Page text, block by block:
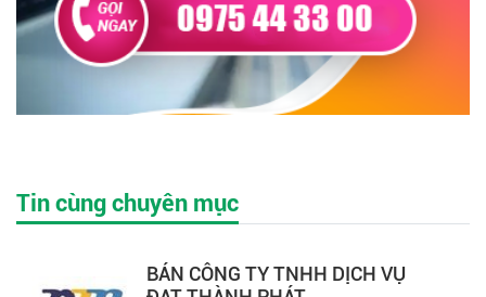
Tin cùng chuyên mục
BÁN CÔNG TY TNHH DỊCH VỤ